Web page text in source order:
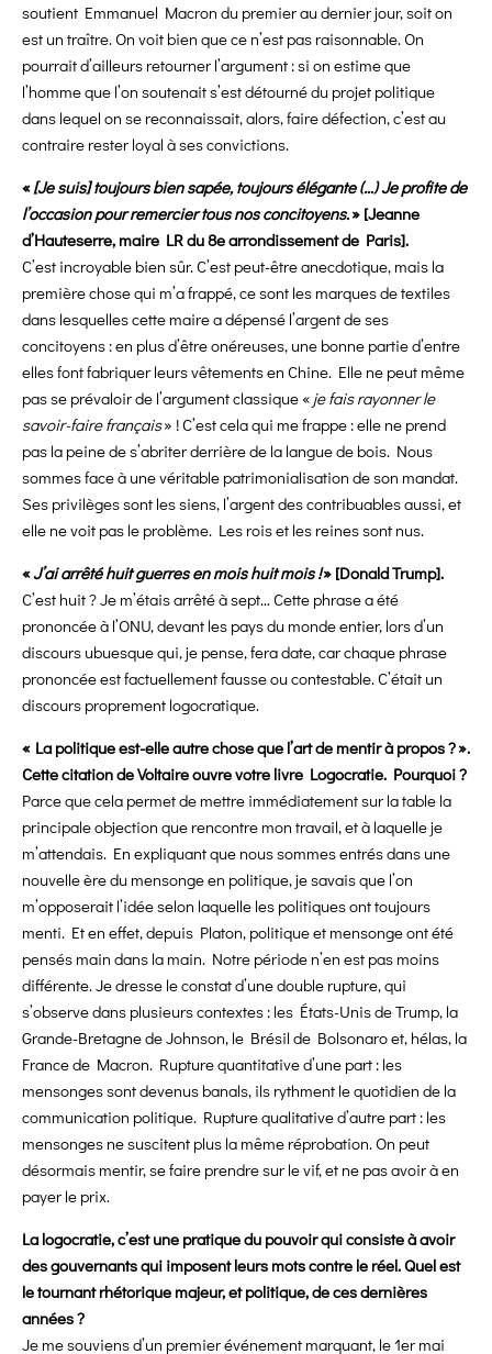
soutient Emmanuel Macron du premier au dernier jour, soit on
est un traître. On voit bien que ce n’est pas raisonnable. On
pourrait d’ailleurs retourner l’argument : si on estime que
l’homme que l’on soutenait s’est détourné du projet politique
dans lequel on se reconnaissait, alors, faire défection, c’est au
contraire rester loyal à ses convictions.
«[Je suis] toujours bien sapée, toujours élégante (…) Je profite de
l’occasion pour remercier tous nos concitoyens.» [Jeanne
d’Hauteserre, maire LR du 8e arrondissement de Paris].
C’est incroyable bien sûr. C’est peut-être anecdotique, mais la
première chose qui m’a frappé, ce sont les marques de textiles
dans lesquelles cette maire a dépensé l’argent de ses
concitoyens : en plus d’être onéreuses, une bonne partie d’entre
elles font fabriquer leurs vêtements en Chine. Elle ne peut même
pas se prévaloir de l’argument classique « je fais rayonner le
savoir-faire français» ! C’est cela qui me frappe : elle ne prend
pas la peine de s’abriter derrière de la langue de bois. Nous
sommes face à une véritable patrimonialisation de son mandat.
Ses privilèges sont les siens, l’argent des contribuables aussi, et
elle ne voit pas le problème. Les rois et les reines sont nus.
«J’ai arrêté huit guerres en mois huit mois !» [Donald Trump].
C’est huit ? Je m’étais arrêté à sept… Cette phrase a été
prononcée à l’ONU, devant les pays du monde entier, lors d’un
discours ubuesque qui, je pense, fera date, car chaque phrase
prononcée est factuellement fausse ou contestable. C’était un
discours proprement logocratique.
« La politique est-elle autre chose que l’art de mentir à propos ? ».
Cette citation de Voltaire ouvre votre livre Logocratie. Pourquoi ?
Parce que cela permet de mettre immédiatement sur la table la
principale objection que rencontre mon travail, et à laquelle je
m’attendais. En expliquant que nous sommes entrés dans une
nouvelle ère du mensonge en politique, je savais que l’on
m’opposerait l’idée selon laquelle les politiques ont toujours
menti. Et en effet, depuis Platon, politique et mensonge ont été
pensés main dans la main. Notre période n’en est pas moins
différente. Je dresse le constat d’une double rupture, qui
s’observe dans plusieurs contextes : les États-Unis de Trump, la
Grande-Bretagne de Johnson, le Brésil de Bolsonaro et, hélas, la
France de Macron. Rupture quantitative d’une part : les
mensonges sont devenus banals, ils rythment le quotidien de la
communication politique. Rupture qualitative d’autre part : les
mensonges ne suscitent plus la même réprobation. On peut
désormais mentir, se faire prendre sur le vif, et ne pas avoir à en
payer le prix.
La logocratie, c’est une pratique du pouvoir qui consiste à avoir
des gouvernants qui imposent leurs mots contre le réel. Quel est
le tournant rhétorique majeur, et politique, de ces dernières
années ?
Je me souviens d’un premier événement marquant, le 1er mai